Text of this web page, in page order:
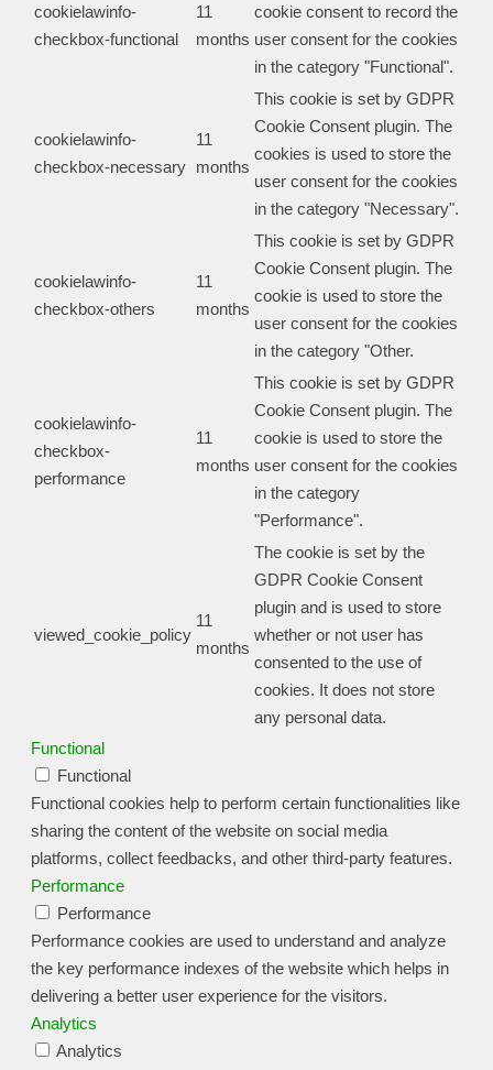
cookielawinfo-
checkbox-functional
11
months
cookie consent to record the
user consent for the cookies
in the category "Functional".
cookielawinfo-
checkbox-necessary
11
months
This cookie is set by GDPR
Cookie Consent plugin. The
cookies is used to store the
user consent for the cookies
in the category "Necessary".
cookielawinfo-
checkbox-others
11
months
This cookie is set by GDPR
Cookie Consent plugin. The
cookie is used to store the
user consent for the cookies
in the category "Other.
cookielawinfo-
checkbox-
performance
11
months
This cookie is set by GDPR
Cookie Consent plugin. The
cookie is used to store the
user consent for the cookies
in the category
"Performance".
viewed_cookie_policy
11
months
The cookie is set by the
GDPR Cookie Consent
plugin and is used to store
whether or not user has
consented to the use of
cookies. It does not store
any personal data.
Functional
Functional
Functional cookies help to perform certain functionalities like
sharing the content of the website on social media
platforms, collect feedbacks, and other third-party features.
Performance
Performance
Performance cookies are used to understand and analyze
the key performance indexes of the website which helps in
delivering a better user experience for the visitors.
Analytics
Analytics